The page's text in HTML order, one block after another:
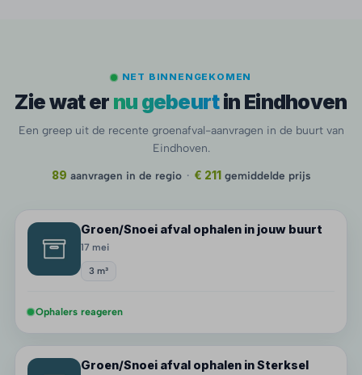
NET BINNENGEKOMEN
Zie wat er nu gebeurtin Eindhoven
Een greep uit de recente groenafval-aanvragen in de buurt van
Eindhoven.
89 aanvragen in de regio · € 211 gemiddelde prijs
Groen/Snoei afval ophalen in jouw buurt
17 mei
3 m³
Ophalers reageren
Groen/Snoei afval ophalen in Sterksel